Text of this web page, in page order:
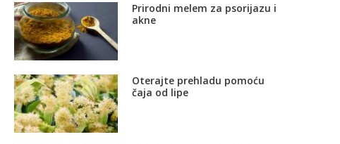
Prirodni melem za psorijazu i
akne
Oterajte prehladu pomoću
čaja od lipe